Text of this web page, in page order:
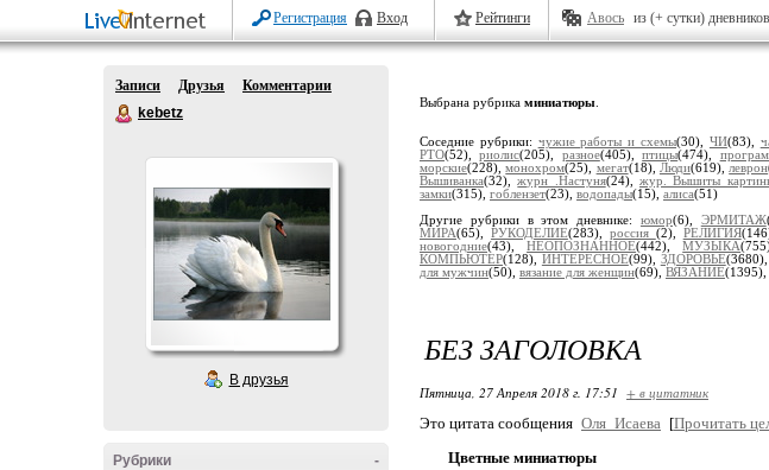
Регистрация Вход Рейтинги Авось из (+ сутки) дневников
Записи Друзья
Комментарии
kebetz
В друзья
-
Рубрики
Выбрана рубрика миниатюры
Соседние рубрики: чужие работы и схемы(30), ЧИ(83),
РТО(52),риолис(205), разное(405),птицы(474),
морские(228),монохром(25), мегат(18), Люди(619), леврон
Вышиванка(32),журн .Настуня(24),жур. Вышиты
замки(315), гоблензет(23), водопады(15), алиса(51)
Другие рубрики в этом дневнике: юмор(6), ЭРМИТАЖ
МИРА(65), РУКОДЕЛИЕ(283), россия (2), РЕЛИГИЯ
новогодние(43),НЕОПОЗНАННОЕ(442),МУЗЫКА
КОМПЬЮТЕР(128), ИНТЕРЕСНОЕ(99), ЗДОРОВЬЕ(3680),
для мужчин(50), вязание для женщин(69), ВЯЗАНИЕ(1395),
БЕЗ ЗАГОЛОВКА
Пятница, 27 Апреля 2018 г. 17:51 + в цитатник
Это цитата сообщения Оля_Исаева [Прочитать
Цветные миниатюры